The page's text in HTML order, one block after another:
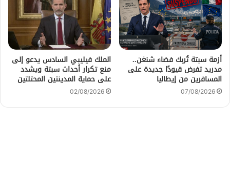
أزمة سبتة تُربك فضاء شنغن..
مدريد تفرض قيودًا جديدة على
المسافرين من إيطاليا
07/08/2026
الملك فيليبي السادس يدعو إلى
منع تكرار أحداث سبتة ويشدد
على حماية المدينتين المحتلتين
02/08/2026